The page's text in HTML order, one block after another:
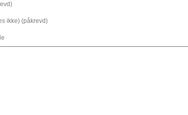
ikke) (påkrevd)